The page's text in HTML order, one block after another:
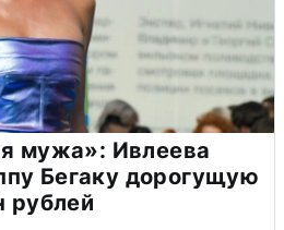
мужа»: Ивлеева
Бегаку дорогущую
рублей